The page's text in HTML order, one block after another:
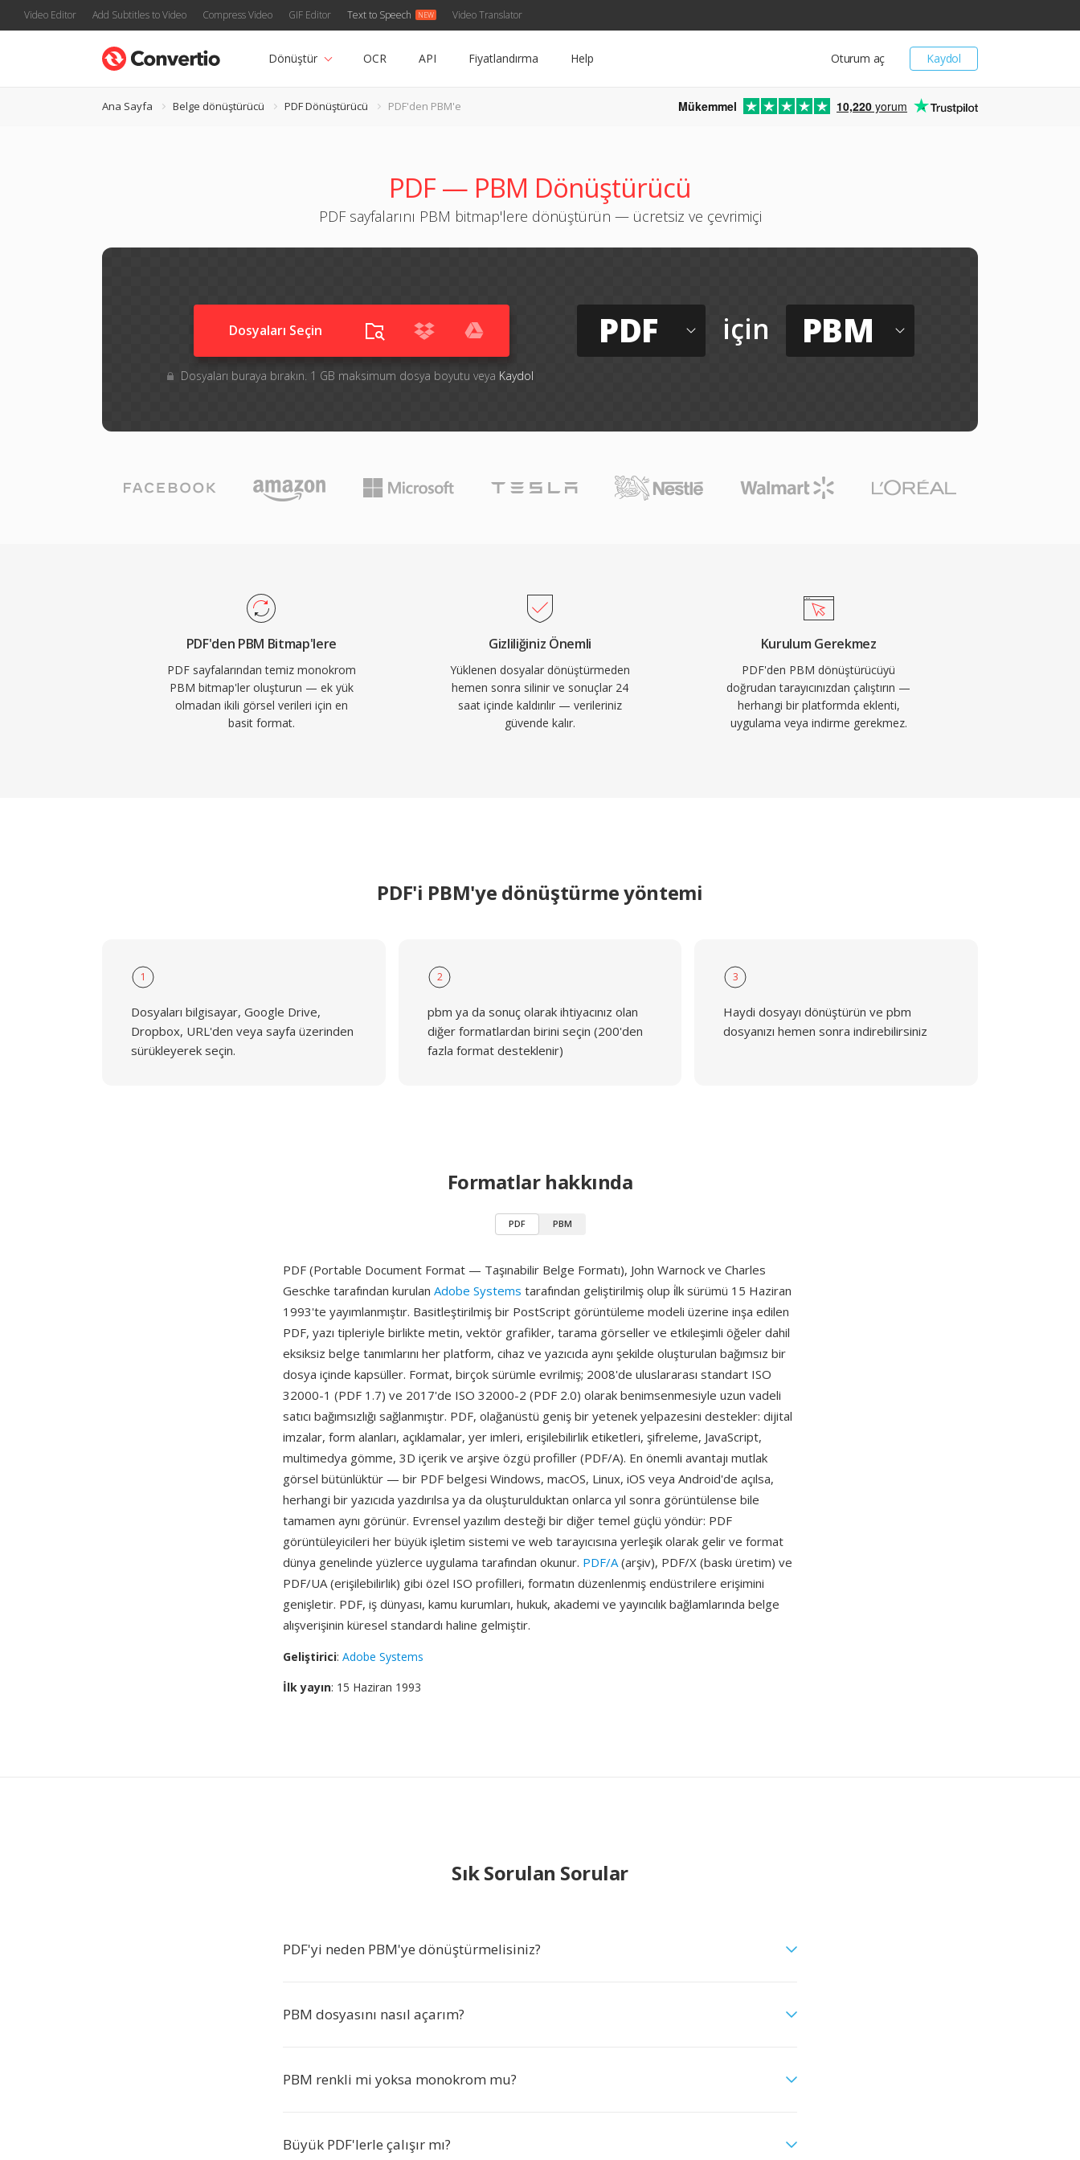
Video Editor Add Subtitles to Video Compress Video GIF Editor Text to Speech Video Translator
Kaydol
Oturum aç
Dönüştür OCR API Fiyatlandırma Help
Ana Sayfa Belge dönüştürücü PDF Dönüştürücü PDF'den PBM'e Mükemmel 10,220 yorum
PDF — PBM Dönüştürücü
PDF sayfalarını PBM bitmap'lere dönüştürün — ücretsiz ve çevrimiçi
Dosyaları Seçin
Dosyaları buraya bırakın. 1 GB maksimum dosya boyutu veya Kaydol
PDF için PBM
PDF'den PBM Bitmap'lere
PDF sayfalarından temiz monokrom
PBM bitmap'ler oluşturun — ek yük
olmadan ikili görsel verileri için en
basit format.
Gizliliğiniz Önemli
Yüklenen dosyalar dönüştürmeden
hemen sonra silinir ve sonuçlar 24
saat içinde kaldırılır — verileriniz
güvende kalır.
Kurulum Gerekmez
PDF'den PBM dönüştürücüyü
doğrudan tarayıcınızdan çalıştırın —
herhangi bir platformda eklenti,
uygulama veya indirme gerekmez.
PDF'i PBM'ye dönüştürme yöntemi
1
Dosyaları bilgisayar, Google Drive,
Dropbox, URL'den veya sayfa üzerinden
sürükleyerek seçin.
2
pbm ya da sonuç olarak ihtiyacınız olan
diğer formatlardan birini seçin (200'den
fazla format desteklenir)
3
Haydi dosyayı dönüştürün ve pbm
dosyanızı hemen sonra indirebilirsiniz
Formatlar hakkında
PDF PBM
PDF (Portable Document Format — Taşınabilir Belge Formatı), John Warnock ve Charles
Geschke tarafından kurulan Adobe Systems tarafından geliştirilmiş olup i̇lk sürümü 15 Haziran
1993'te yayımlanmıştır. Basitleştirilmiş bir PostScript görüntüleme modeli üzerine inşa edilen
PDF, yazı tipleriyle birlikte metin, vektör grafikler, tarama görseller ve etkileşimli öğeler dahil
eksiksiz belge tanımlarını her platform, cihaz ve yazıcıda aynı şekilde oluşturulan bağımsız bir
dosya içinde kapsüller. Format, birçok sürümle evrilmiş; 2008'de uluslararası standart ISO
32000-1 (PDF 1.7) ve 2017'de ISO 32000-2 (PDF 2.0) olarak benimsenmesiyle uzun vadeli
satıcı bağımsızlığı sağlanmıştır. PDF, olağanüstü geniş bir yetenek yelpazesini destekler: dijital
imzalar, form alanları, açıklamalar, yer imleri, erişilebilirlik etiketleri, şifreleme, JavaScript,
multimedya gömme, 3D içerik ve arşive özgü profiller (PDF/A). En önemli avantajı mutlak
görsel bütünlüktür — bir PDF belgesi Windows, macOS, Linux, iOS veya Android'de açılsa,
herhangi bir yazıcıda yazdırılsa ya da oluşturulduktan onlarca yıl sonra görüntülense bile
tamamen aynı görünür. Evrensel yazılım desteği bir diğer temel güçlü yöndür: PDF
görüntüleyicileri her büyük işletim sistemi ve web tarayıcısına yerleşik olarak gelir ve format
dünya genelinde yüzlerce uygulama tarafından okunur. PDF/A(arşiv), PDF/X (baskı üretim) ve
PDF/UA (erişilebilirlik) gibi özel ISO profilleri, formatın düzenlenmiş endüstrilere erişimini
genişletir. PDF, iş dünyası, kamu kurumları, hukuk, akademi ve yayıncılık bağlamlarında belge
alışverişinin küresel standardı haline gelmiştir.
Geliştirici: Adobe Systems
İlk yayın: 15 Haziran 1993
Sık Sorulan Sorular
PDF'yi neden PBM'ye dönüştürmelisiniz?
PBM dosyasını nasıl açarım?
PBM renkli mi yoksa monokrom mu?
Büyük PDF'lerle çalışır mı?